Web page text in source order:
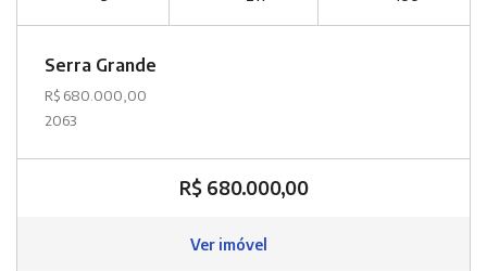
Serra Grande
R$ 680.000,00
2063
R$ 680.000,00
Ver imóvel